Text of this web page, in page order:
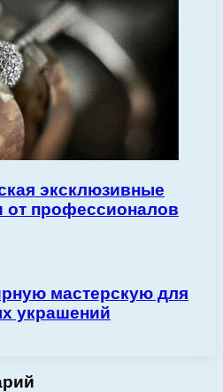
эксклюзивные
от профессионалов
мастерскую для
украшений